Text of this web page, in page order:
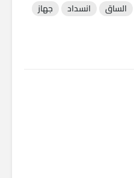
الساق انسداد
جهاز